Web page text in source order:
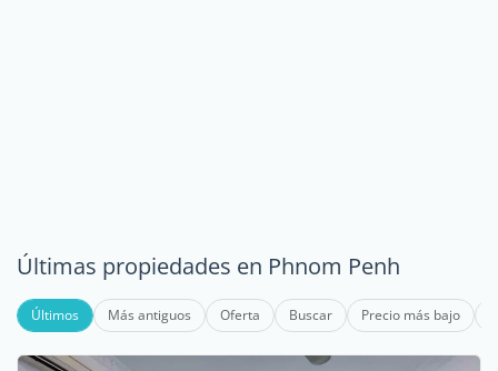
Últimas propiedades en Phnom Penh
Últimos Más antiguos Oferta Buscar Precio más bajo